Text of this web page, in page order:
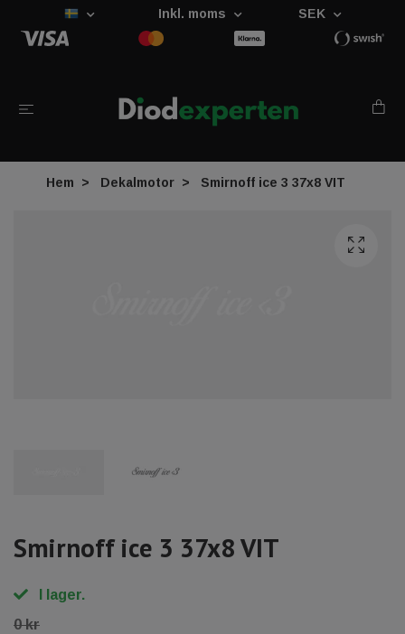
Inkl. moms SEK
Hem Dekalmotor Smirnoff ice 3 37x8 VIT
Smirnoff ice 3 37x8 VIT
I lager.
0 kr